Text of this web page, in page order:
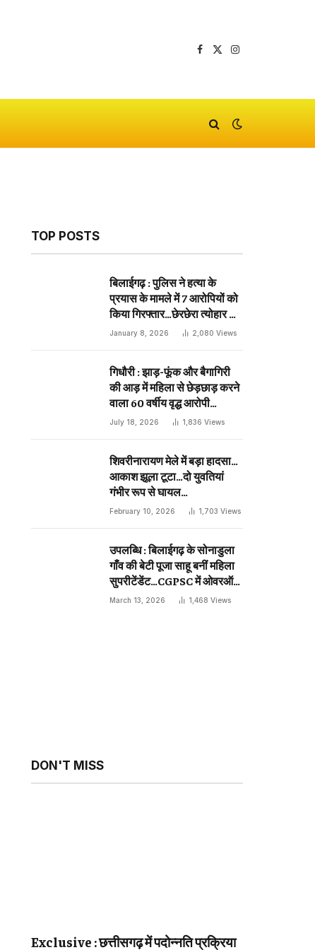
Facebook
X
Instagram
TOP POSTS
बिलाईगढ़ : पुलिस ने हत्या के
प्रयास के मामले में 7 आरोपियों को
किया गिरफ्तार…छेरछेरा त्योहार के
दिन प्राणघातक हमले को दिया था
January 8, 2026 2,080 Views
गिधौरी : झाड़-फूंक और बैगागिरी
की आड़ में महिला से छेड़छाड़ करने
वाला 60 वर्षीय वृद्ध आरोपी
गिरफ्तार…
July 18, 2026 1,836 Views
शिवरीनारायण मेले में बड़ा हादसा…
आकाश झूला टूटा…दो युवतियां
गंभीर रूप से घायल…
February 10, 2026 1,703 Views
उपलब्धि : बिलाईगढ़ के सोनाडुला
गाँव की बेटी पूजा साहू बनीं महिला
सुपरीटेंडेंट…CGPSC में ओवरऑल
19 वीं रैंक…
March 13, 2026 1,468 Views
DON'T MISS
Exclusive : छत्तीसगढ़ में पदोन्नति प्रक्रिया